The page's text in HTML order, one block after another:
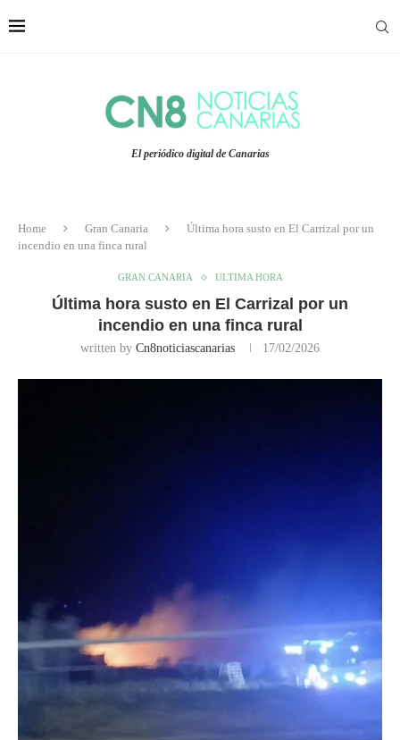
El periódico digital de Canarias
Home Gran Canaria
Última hora susto en El Carrizal por un
incendio en una finca rural
GRAN CANARIA ULTIMA HORA
Última hora susto en El Carrizal por un
incendio en una finca rural
written by Cn8noticiascanarias 17/02/2026